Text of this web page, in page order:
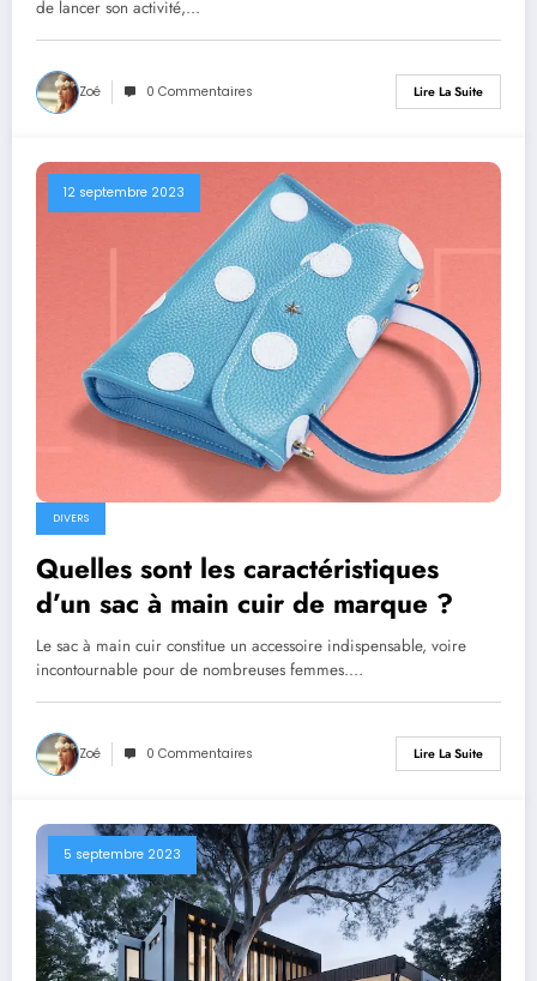
de lancer son activité,…
Zoé 0 Commentaires Lire La Suite
12 septembre 2023
DIVERS
Quelles sont les caractéristiques
d’un sac à main cuir de marque ?
Le sac à main cuir constitue un accessoire indispensable, voire
incontournable pour de nombreuses femmes.…
Zoé 0 Commentaires Lire La Suite
5 septembre 2023